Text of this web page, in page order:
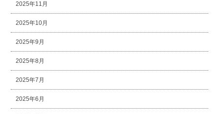
2025年11月
2025年10月
2025年9月
2025年8月
2025年7月
2025年6月